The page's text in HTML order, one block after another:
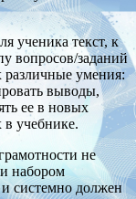
ученика текст, к
вопросов/заданий
умения:
выводы,
ее в новых
в учебнике.
не
набором
системно должен